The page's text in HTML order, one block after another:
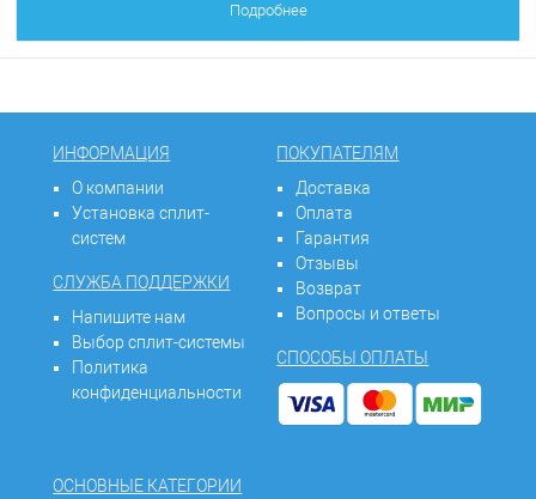
Подробнее
ИНФОРМАЦИЯ
О компании
Установка сплит-
систем
СЛУЖБА ПОДДЕРЖКИ
Напишите нам
Выбор сплит-системы
Политика
конфиденциальности
ПОКУПАТЕЛЯМ
Доставка
Оплата
Гарантия
Отзывы
Возврат
Вопросы и ответы
СПОСОБЫ ОПЛАТЫ
ОСНОВНЫЕ КАТЕГОРИИ